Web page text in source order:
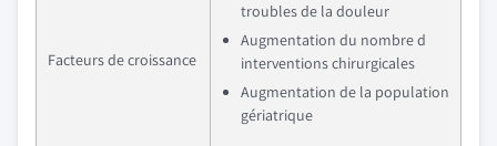
Facteurs de croissance
troubles de la douleur
Augmentation du nombre d
interventions chirurgicales
Augmentation de la population
gériatrique